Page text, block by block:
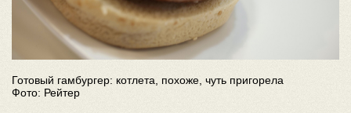
Готовый гамбургер: котлета, похоже, чуть пригорела
Фото: Рейтер